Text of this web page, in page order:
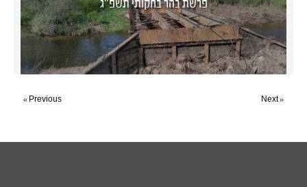
פרשת בהר בחקותי תשפ"ג
« Previous Next »